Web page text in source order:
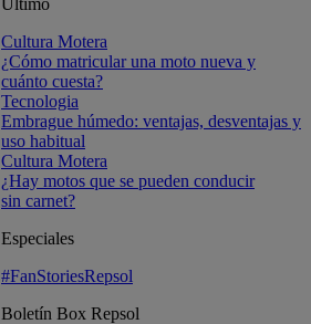
Último
Cultura Motera
¿Cómo matricular una moto nueva y
cuánto cuesta?
Tecnologia
Embrague húmedo: ventajas, desventajas y
uso habitual
Cultura Motera
¿Hay motos que se pueden conducir
sin carnet?
Especiales
#FanStoriesRepsol
Boletín Box Repsol